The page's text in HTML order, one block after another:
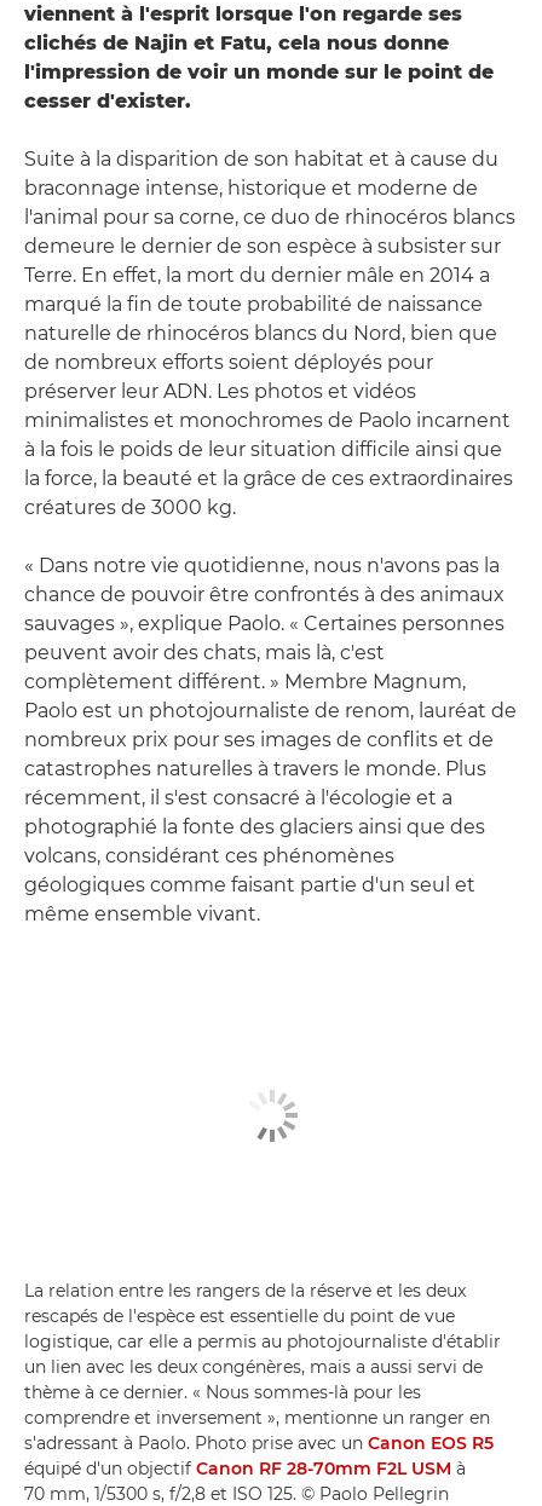
viennent à l'esprit lorsque l'on regarde ses
clichés de Najin et Fatu, cela nous donne
l'impression de voir un monde sur le point de
cesser d'exister.
Suite à la disparition de son habitat et à cause du
braconnage intense, historique et moderne de
l'animal pour sa corne, ce duo de rhinocéros blancs
demeure le dernier de son espèce à subsister sur
Terre. En effet, la mort du dernier mâle en 2014 a
marqué la fin de toute probabilité de naissance
naturelle de rhinocéros blancs du Nord, bien que
de nombreux efforts soient déployés pour
préserver leur ADN. Les photos et vidéos
minimalistes et monochromes de Paolo incarnent
à la fois le poids de leur situation difficile ainsi que
la force, la beauté et la grâce de ces extraordinaires
créatures de 3000 kg.
« Dans notre vie quotidienne, nous n'avons pas la
chance de pouvoir être confrontés à des animaux
sauvages », explique Paolo. « Certaines personnes
peuvent avoir des chats, mais là, c'est
complètement différent. » Membre Magnum,
Paolo est un photojournaliste de renom, lauréat de
nombreux prix pour ses images de conflits et de
catastrophes naturelles à travers le monde. Plus
récemment, il s'est consacré à l'écologie et a
photographié la fonte des glaciers ainsi que des
volcans, considérant ces phénomènes
géologiques comme faisant partie d'un seul et
même ensemble vivant.
La relation entre les rangers de la réserve et les deux
rescapés de l'espèce est essentielle du point de vue
logistique, car elle a permis au photojournaliste d'établir
un lien avec les deux congénères, mais a aussi servi de
thème à ce dernier. « Nous sommes-là pour les
comprendre et inversement », mentionne un ranger en
s'adressant à Paolo. Photo prise avec un Canon EOS R5
équipé d'un objectif Canon RF 28-70mm F2L USM à
70 mm, 1/5300 s, f/2,8 et ISO 125. © Paolo Pellegrin